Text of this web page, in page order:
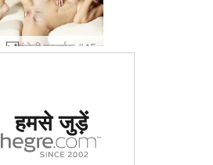
एंजेली प्रदर्शक #45
दुनिया में #1 कामुक
साइट का दर्जा दिया
गया
हमसे जुड़ें